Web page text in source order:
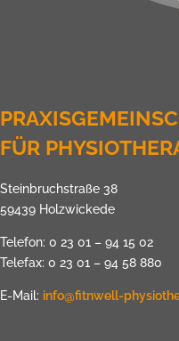
FÜR
Steinbruchstraße 38
59439 Holzwickede
Telefon: 0 23 01 – 94 15 02
Telefax: 0 23 01 – 94 58 880
E-Mail: info@fitnwell-